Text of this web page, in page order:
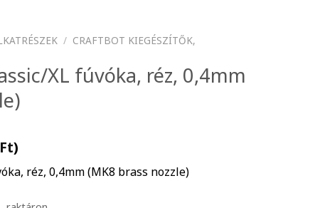
/ CRAFTBOT KIEGÉSZÍTŐK,
XL fúvóka, réz, 0,4mm
Ft)
réz, 0,4mm (MK8 brass nozzle)